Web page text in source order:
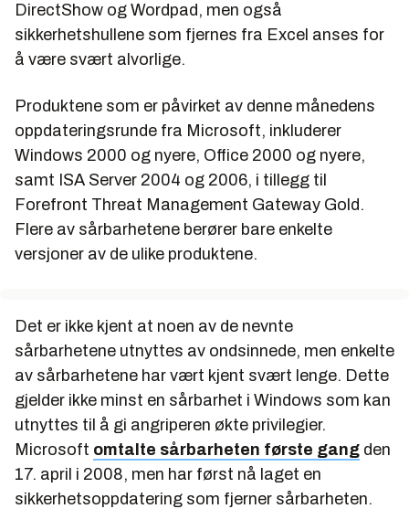
DirectShow og Wordpad, men også
sikkerhetshullene som fjernes fra Excel anses for
å være svært alvorlige.
Produktene som er påvirket av denne månedens
oppdateringsrunde fra Microsoft, inkluderer
Windows 2000 og nyere, Office 2000 og nyere,
samt ISA Server 2004 og 2006, i tillegg til
Forefront Threat Management Gateway Gold.
Flere av sårbarhetene berører bare enkelte
versjoner av de ulike produktene.
Det er ikke kjent at noen av de nevnte
sårbarhetene utnyttes av ondsinnede, men enkelte
av sårbarhetene har vært kjent svært lenge. Dette
gjelder ikke minst en sårbarhet i Windows som kan
utnyttes til å gi angriperen økte privilegier.
Microsoft omtalte sårbarheten første gang den
17. april i 2008, men har først nå laget en
sikkerhetsoppdatering som fjerner sårbarheten.